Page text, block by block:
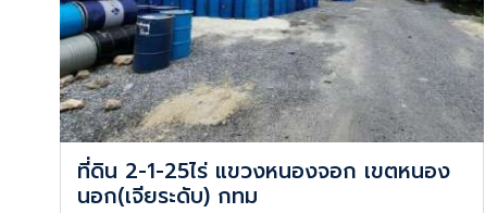
ที่ดิน 2-1-25ไร่ แขวงหนองจอก เขตหนอง
นอก(เจียระดับ) กทม